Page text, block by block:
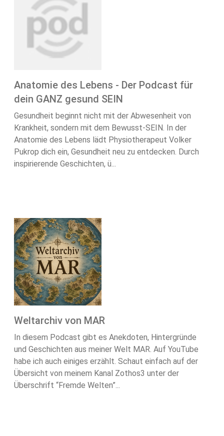
Anatomie des Lebens - Der Podcast für
dein GANZ gesund SEIN
Gesundheit beginnt nicht mit der Abwesenheit von
Krankheit, sondern mit dem Bewusst-SEIN. In der
Anatomie des Lebens lädt Physiotherapeut Volker
Pukrop dich ein, Gesundheit neu zu entdecken. Durch
inspirierende Geschichten, ü...
Weltarchiv von MAR
In diesem Podcast gibt es Anekdoten, Hintergründe
und Geschichten aus meiner Welt MAR. Auf YouTube
habe ich auch einiges erzählt. Schaut einfach auf der
Übersicht von meinem Kanal Zothos3 unter der
Überschrift “Fremde Welten”...